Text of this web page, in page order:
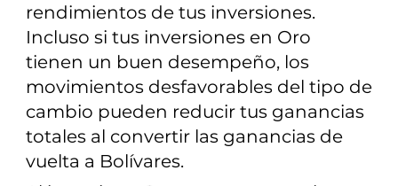
rendimientos de tus inversiones.
Incluso si tus inversiones en Oro
tienen un buen desempeño, los
movimientos desfavorables del tipo de
cambio pueden reducir tus ganancias
totales al convertir las ganancias de
vuelta a Bolívares.